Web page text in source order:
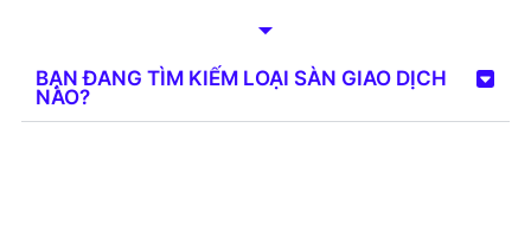
BẠN ĐANG TÌM KIẾM LOẠI SÀN GIAO DỊCH
NÀO?